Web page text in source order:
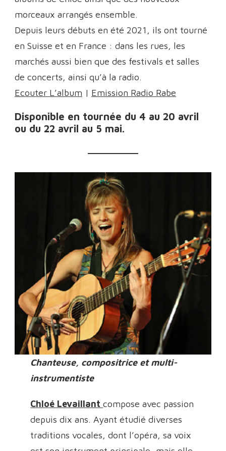
morceaux arrangés ensemble.
Depuis leurs débuts en été 2021, ils ont tourné
en Suisse et en France : dans les rues, les
marchés aussi bien que des festivals et salles
de concerts, ainsi qu’à la radio.
Ecouter L’album | Emission Radio Rabe
Disponible en tournée du 4 au 20 avril
ou du 22 avril au 5 mai.
Chanteuse, compositrice et multi-
instrumentiste
Chloé Levaillantcompose avec passion
depuis dix ans. Ayant étudié diverses
traditions vocales, dont l’opéra, sa voix